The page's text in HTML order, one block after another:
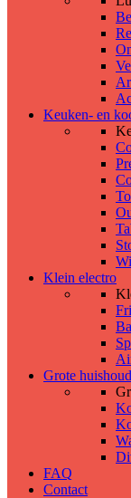
Keuken- en
Klein electro
Grote
FAQ
Contact